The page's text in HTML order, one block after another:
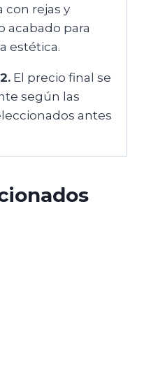
con rejas y
acabado para
estética.
El precio final se
según las
antes